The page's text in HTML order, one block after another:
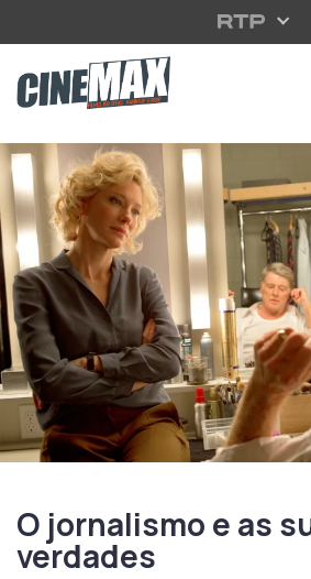
Saltar para o conteúdo principal
O jornalismo e as
verdades